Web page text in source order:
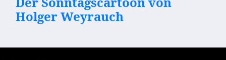
Holger Weyrauch